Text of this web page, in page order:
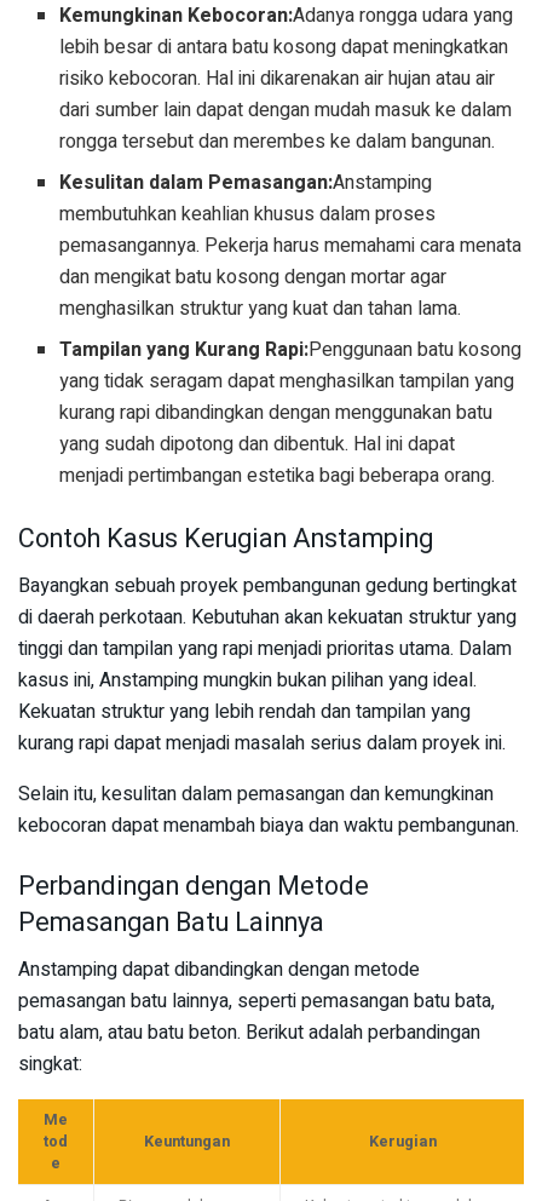
Kemungkinan Kebocoran:Adanya rongga udara yang
lebih besar di antara batu kosong dapat meningkatkan
risiko kebocoran. Hal ini dikarenakan air hujan atau air
dari sumber lain dapat dengan mudah masuk ke dalam
rongga tersebut dan merembes ke dalam bangunan.
Kesulitan dalam Pemasangan:Anstamping
membutuhkan keahlian khusus dalam proses
pemasangannya. Pekerja harus memahami cara menata
dan mengikat batu kosong dengan mortar agar
menghasilkan struktur yang kuat dan tahan lama.
Tampilan yang Kurang Rapi:Penggunaan batu kosong
yang tidak seragam dapat menghasilkan tampilan yang
kurang rapi dibandingkan dengan menggunakan batu
yang sudah dipotong dan dibentuk. Hal ini dapat
menjadi pertimbangan estetika bagi beberapa orang.
Contoh Kasus Kerugian Anstamping
Bayangkan sebuah proyek pembangunan gedung bertingkat
di daerah perkotaan. Kebutuhan akan kekuatan struktur yang
tinggi dan tampilan yang rapi menjadi prioritas utama. Dalam
kasus ini, Anstamping mungkin bukan pilihan yang ideal.
Kekuatan struktur yang lebih rendah dan tampilan yang
kurang rapi dapat menjadi masalah serius dalam proyek ini.
Selain itu, kesulitan dalam pemasangan dan kemungkinan
kebocoran dapat menambah biaya dan waktu pembangunan.
Perbandingan dengan Metode
Pemasangan Batu Lainnya
Anstamping dapat dibandingkan dengan metode
pemasangan batu lainnya, seperti pemasangan batu bata,
batu alam, atau batu beton. Berikut adalah perbandingan
singkat:
Me
tod
e
Keuntungan Kerugian